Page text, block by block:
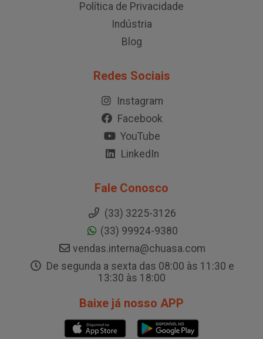
Política de Privacidade
Indústria
Blog
Redes Sociais
Instagram
Facebook
YouTube
LinkedIn
Fale Conosco
(33) 3225-3126
(33) 99924-9380
vendas.interna@chuasa.com
De segunda a sexta das 08:00 às 11:30 e
13:30 às 18:00
Baixe já nosso APP